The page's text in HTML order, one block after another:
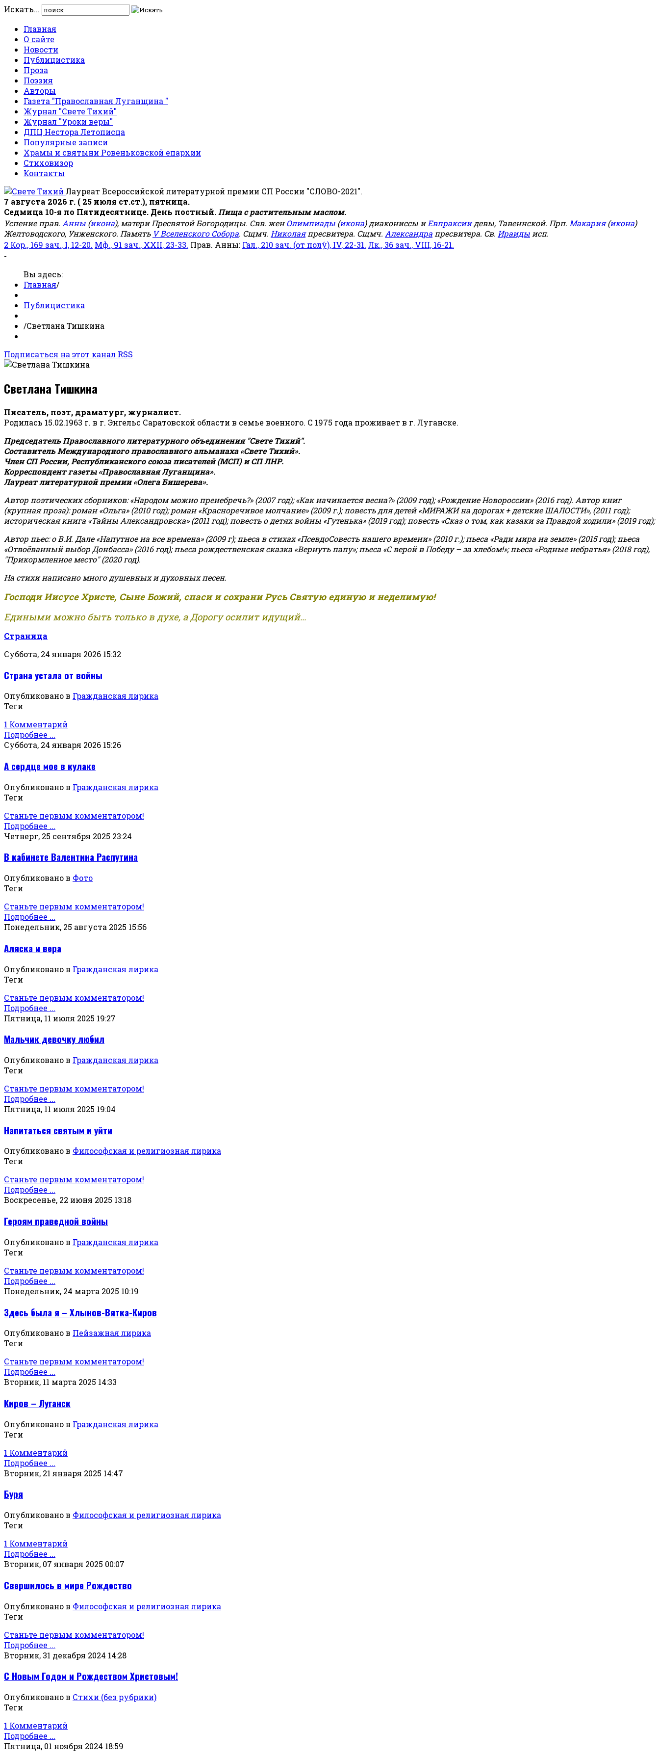
Искать...
Главная
О сайте
Новости
Публицистика
Проза
Поэзия
Авторы
Газета "Православная Луганщина "
Журнал "Свете Тихий"
Журнал "Уроки веры"
ДПЦ Нестора Летописца
Популярные записи
Храмы и святыни Ровеньковской епархии
Стиховизор
Контакты
Лауреат Всероссийской литературной премии СП России "СЛОВО-2021".
7 августа 2026 г. ( 25 июля ст.ст.), пятница.
Седмица 10-я по Пятидесятнице. День постный. Пища с растительным маслом.
Успение прав. Анны (икона), матери Пресвятой Богородицы. Свв. женОлимпиады (икона) диакониссы иЕвпраксиидевы, Тавеннской. Прп. Макария(икона)
Желтоводского, Унженского. Память V Вселенского Собора. Сщмч. Николаяпресвитера. Сщмч. Александра пресвитера. Св. Ираиды исп.
2 Кор., 169 зач., I, 12-20. Мф., 91 зач., XXII, 23-33. Прав. Анны: Гал., 210 зач. (от полу́), IV, 22-31. Лк., 36 зач., VIII, 16-21.
-
Вы здесь:
Главная/
Публицистика
/Светлана Тишкина
Подписаться на этот канал RSS
Светлана Тишкина
Писатель, поэт, драматург, журналист.
Родилась 15.02.1963 г. в г. Энгельс Саратовской области в семье военного. С 1975 года проживает в г. Луганске.
Председатель Православного литературного объединения "Свете Тихий".
Составитель Международного православного альманаха «Свете Тихий».
Член СП России, Республиканского союза писателей (МСП) и СП ЛНР.
Корреспондент газеты «Православная Луганщина».
Лауреат литературной премии «Олега Бишерева».
Автор поэтических сборников: «Народом можно пренебречь?» (2007 год); «Как начинается весна?» (2009 год); «Рождение Новороссии» (2016 год). Автор книг
(крупная проза): роман «Ольга» (2010 год); роман «Красноречивое молчание» (2009 г.); повесть для детей «МИРАЖИ на дорогах + детские ШАЛОСТИ», (2011 год);
историческая книга «Тайны Александровска» (2011 год); повесть о детях войны «Гутенька» (2019 год); повесть «Сказ о том, как казаки за Правдой ходили» (2019 год);
Автор пьес: о В.И. Дале «Напутное на все времена» (2009 г); пьеса в стихах «ПсевдоСовесть нашего времени» (2010 г.); пьеса «Ради мира на земле» (2015 год); пьеса
«Отвоёванный выбор Донбасса» (2016 год); пьеса рождественская сказка «Вернуть папу»; пьеса «С верой в Победу – за хлебом!»;пьеса «Родные небратья» (2018 год),
"Прикормленное место" (2020 год).
На стихи написано много душевных и духовных песен.
Господи Иисусе Христе, Сыне Божий, спаси и сохрани Русь Святую единую и неделимую!
Едиными можно быть только в духе, а Дорогу осилит идущий...
Страница
Суббота, 24 января 2026 15:32
Страна устала от войны
Опубликовано в Гражданская лирика
Теги
1 Комментарий
Подробнее ...
Суббота, 24 января 2026 15:26
А сердце мое в кулаке
Опубликовано в Гражданская лирика
Теги
Станьте первым комментатором!
Подробнее ...
Четверг, 25 сентября 2025 23:24
В кабинете Валентина Распутина
Опубликовано в Фото
Теги
Станьте первым комментатором!
Подробнее ...
Понедельник, 25 августа 2025 15:56
Аляска и вера
Опубликовано в Гражданская лирика
Теги
Станьте первым комментатором!
Подробнее ...
Пятница, 11 июля 2025 19:27
Мальчик девочку любил
Опубликовано в Гражданская лирика
Теги
Станьте первым комментатором!
Подробнее ...
Пятница, 11 июля 2025 19:04
Напитаться святым и уйти
Опубликовано в Философская и религиозная лирика
Теги
Станьте первым комментатором!
Подробнее ...
Воскресенье, 22 июня 2025 13:18
Героям праведной войны
Опубликовано в Гражданская лирика
Теги
Станьте первым комментатором!
Подробнее ...
Понедельник, 24 марта 2025 10:19
Здесь была я – Хлынов-Вятка-Киров
Опубликовано в Пейзажная лирика
Теги
Станьте первым комментатором!
Подробнее ...
Вторник, 11 марта 2025 14:33
Киров – Луганск
Опубликовано в Гражданская лирика
Теги
1 Комментарий
Подробнее ...
Вторник, 21 января 2025 14:47
Буря
Опубликовано в Философская и религиозная лирика
Теги
1 Комментарий
Подробнее ...
Вторник, 07 января 2025 00:07
Свершилось в мире Рождество
Опубликовано в Философская и религиозная лирика
Теги
Станьте первым комментатором!
Подробнее ...
Вторник, 31 декабря 2024 14:28
С Новым Годом и Рождеством Христовым!
Опубликовано в Стихи (без рубрики)
Теги
1 Комментарий
Подробнее ...
Пятница, 01 ноября 2024 18:59